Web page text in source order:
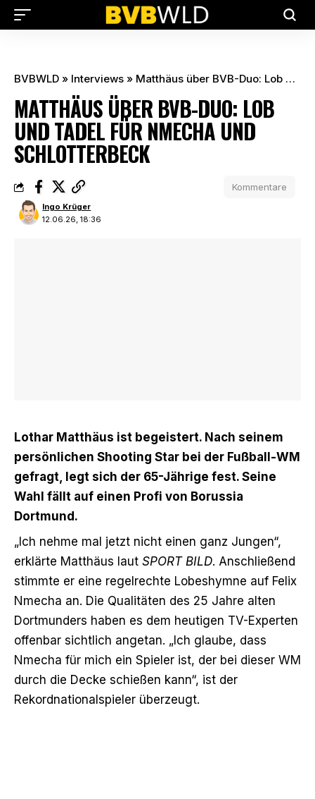
BVBWLD » Interviews » Matthäus über BVB-Duo: Lob und Tadel für Nmecha und Schlotterbeck
MATTHÄUS ÜBER BVB-DUO: LOB
UND TADEL FÜR NMECHA UND
SCHLOTTERBECK
12.06.26, 18:36
Ingo Krüger
Kommentare
Lothar Matthäus ist begeistert. Nach seinem
persönlichen Shooting Star bei der Fußball-WM
gefragt, legt sich der 65-Jährige fest. Seine
Wahl fällt auf einen Profi von Borussia
Dortmund.
„Ich nehme mal jetzt nicht einen ganz Jungen“,
erklärte Matthäus laut SPORT BILD. Anschließend
stimmte er eine regelrechte Lobeshymne auf Felix
Nmecha an. Die Qualitäten des 25 Jahre alten
Dortmunders haben es dem heutigen TV-Experten
offenbar sichtlich angetan. „Ich glaube, dass
Nmecha für mich ein Spieler ist, der bei dieser WM
durch die Decke schießen kann“, ist der
Rekordnationalspieler überzeugt.